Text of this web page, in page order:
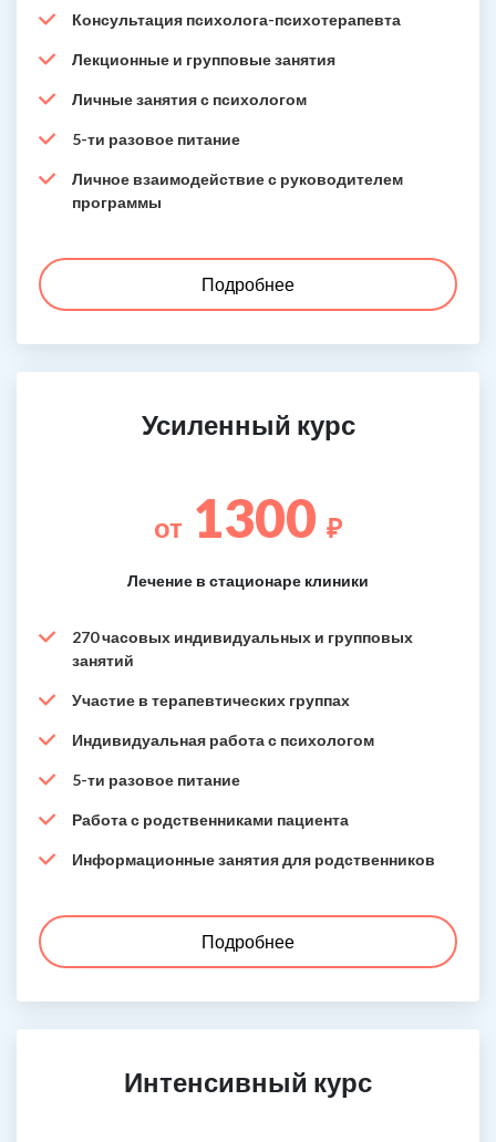
Консультация психолога-психотерапевта
Лекционные и групповые занятия
Личные занятия с психологом
5-ти разовое питание
Личное взаимодействие с руководителем
программы
Подробнее
Усиленный курс
от 1300 ₽
Лечение в стационаре клиники
270 часовых индивидуальных и групповых
занятий
Участие в терапевтических группах
Индивидуальная работа с психологом
5-ти разовое питание
Работа с родственниками пациента
Информационные занятия для родственников
Подробнее
Интенсивный курс